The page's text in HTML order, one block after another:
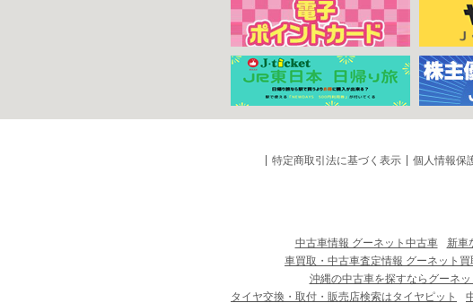
特定商取引法に基づく表示 個人情報保
中古車情報 グーネット中古車 新車
車買取・中古車査定情報 グーネット買
沖縄の中古車を探すならグーネ
タイヤ交換・取付・販売店検索はタイヤピット